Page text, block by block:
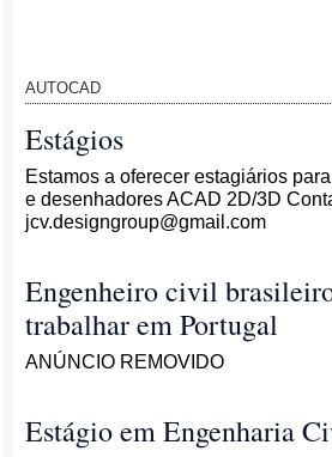
AUTOCAD
Estágios
Estamos a oferecer estagiários
e desenhadores ACAD 2D/3D
jcv.designgroup@gmail.com
Engenheiro civil
trabalhar em Portugal
ANÚNCIO REMOVIDO
Estágio em Engenharia